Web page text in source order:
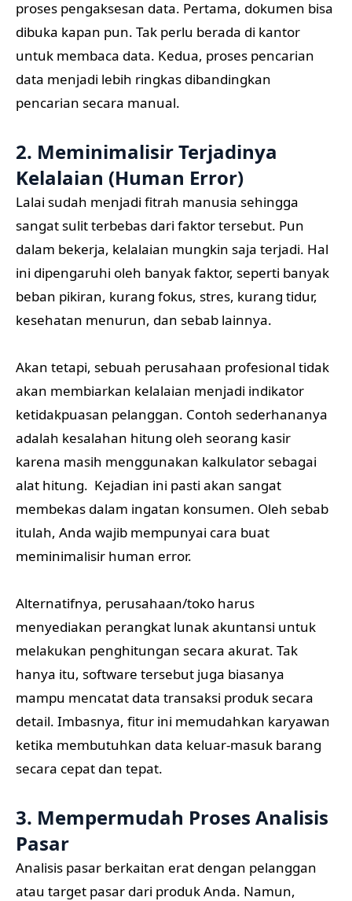
proses pengaksesan data. Pertama, dokumen bisa
dibuka kapan pun. Tak perlu berada di kantor
untuk membaca data. Kedua, proses pencarian
data menjadi lebih ringkas dibandingkan
pencarian secara manual.
2. Meminimalisir Terjadinya
Kelalaian (Human Error)
Lalai sudah menjadi fitrah manusia sehingga
sangat sulit terbebas dari faktor tersebut. Pun
dalam bekerja, kelalaian mungkin saja terjadi. Hal
ini dipengaruhi oleh banyak faktor, seperti banyak
beban pikiran, kurang fokus, stres, kurang tidur,
kesehatan menurun, dan sebab lainnya.
Akan tetapi, sebuah perusahaan profesional tidak
akan membiarkan kelalaian menjadi indikator
ketidakpuasan pelanggan. Contoh sederhananya
adalah kesalahan hitung oleh seorang kasir
karena masih menggunakan kalkulator sebagai
alat hitung. Kejadian ini pasti akan sangat
membekas dalam ingatan konsumen. Oleh sebab
itulah, Anda wajib mempunyai cara buat
meminimalisir human error.
Alternatifnya, perusahaan/toko harus
menyediakan perangkat lunak akuntansi untuk
melakukan penghitungan secara akurat. Tak
hanya itu, software tersebut juga biasanya
mampu mencatat data transaksi produk secara
detail. Imbasnya, fitur ini memudahkan karyawan
ketika membutuhkan data keluar-masuk barang
secara cepat dan tepat.
3. Mempermudah Proses Analisis
Pasar
Analisis pasar berkaitan erat dengan pelanggan
atau target pasar dari produk Anda. Namun,